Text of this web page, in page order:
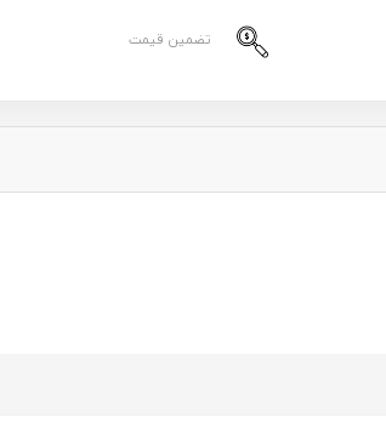
تضمین قیمت